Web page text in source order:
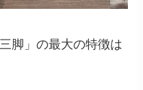
脚」の最大の特徴は